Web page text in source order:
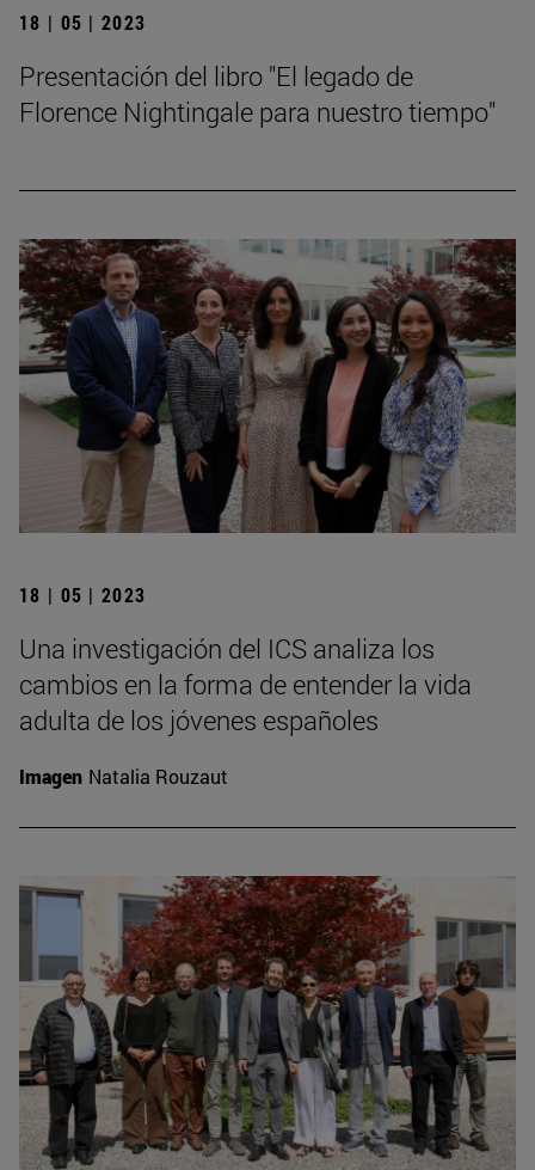
18 | 05 | 2023
Presentación del libro "El legado de
Florence Nightingale para nuestro tiempo"
18 | 05 | 2023
Una investigación del ICS analiza los
cambios en la forma de entender la vida
adulta de los jóvenes españoles
Imagen Natalia Rouzaut